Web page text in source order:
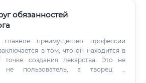
обязанностей
преимущество профессии
в том, что он находится в
точке создания лекарства. Это не
не пользователь, а творец и